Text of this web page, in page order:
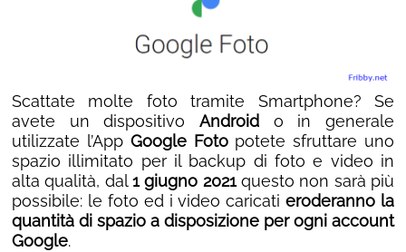
Scattate molte foto tramite Smartphone? Se
avete un dispositivo Android o in generale
utilizzate l’App Google Fotopotete sfruttare uno
spazio illimitato per il backup di foto e video in
alta qualità, dal1 giugno 2021questo non sarà più
possibile: le foto ed i video caricatieroderanno la
quantità di spazio a disposizione per ogni account
Google.